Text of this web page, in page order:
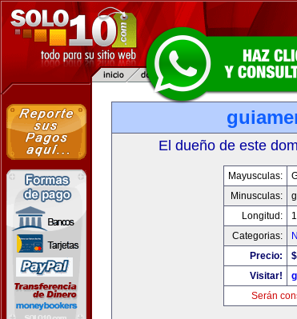
El dueño de este
Mayusculas:
Minusculas:
Longitud:
Categorias:
Precio:
Visitar!
Serán